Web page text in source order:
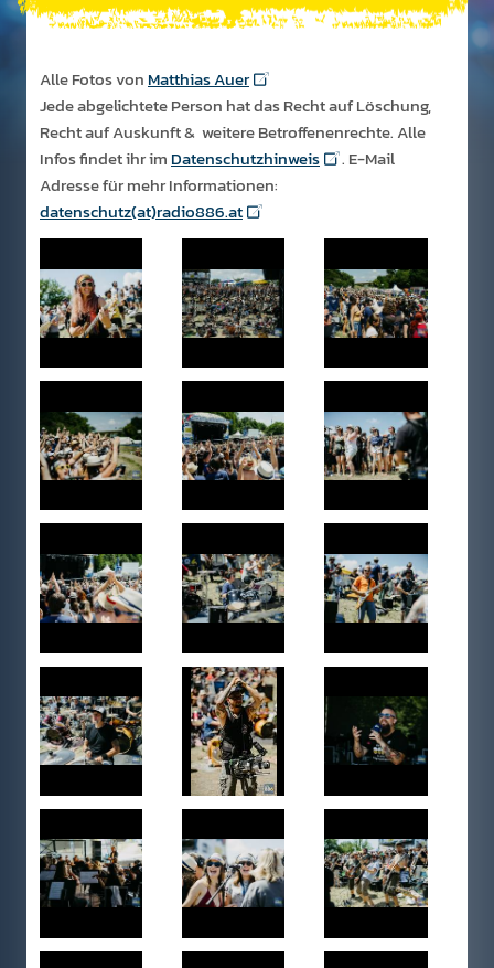
Alle Fotos von Matthias Auer
Jede abgelichtete Person hat das Recht auf Löschung,
Recht auf Auskunft & weitere Betroffenenrechte. Alle
Infos findet ihr im Datenschutzhinweis
. E-Mail
Adresse für mehr Informationen:
datenschutz(at)radio886.at